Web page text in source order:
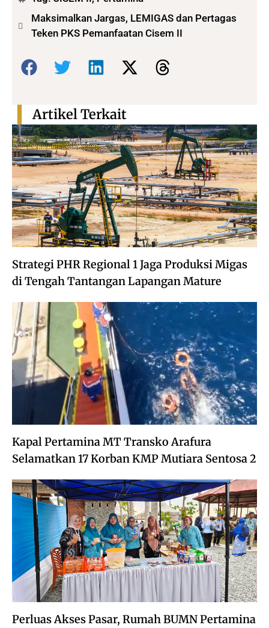
Maksimalkan Jargas, LEMIGAS dan Pertagas
Teken PKS Pemanfaatan Cisem II
Bagikan:
Strategi PHR Regional 1 Jaga Produksi Migas
di Tengah Tantangan Lapangan Mature
Kapal Pertamina MT Transko Arafura
Selamatkan 17 Korban KMP Mutiara Sentosa 2
Perluas Akses Pasar, Rumah BUMN Pertamina
Artikel Terkait